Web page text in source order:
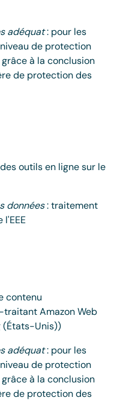
adéquat: pour les
de protection
à la conclusion
de protection des
outils en ligne sur le
données: traitement
l'EEE
contenu
Amazon Web
(États-Unis))
adéquat: pour les
de protection
à la conclusion
de protection des